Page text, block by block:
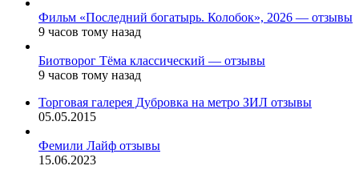
Фильм «Последний богатырь. Колобок», 2026 — отзывы
9 часов тому назад
Биотворог Тёма классический — отзывы
9 часов тому назад
Торговая галерея Дубровка на метро ЗИЛ отзывы
05.05.2015
Фемили Лайф отзывы
15.06.2023